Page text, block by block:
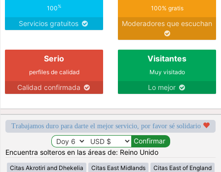
100%
Servicios gratuitos
100% gratis
Moderadores que escuchan
Serio
perfiles de calidad
Calidad confirmada
Visitantes
Muy visitado
Lo mejor
Trabajamos duro para darte el mejor servicio, por favor sé solidario
Encuentra solteros en las áreas de: Reino Unido
Citas Akrotiri and Dhekelia Citas East Midlands Citas East of England